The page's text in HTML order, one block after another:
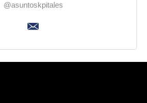
@asuntoskpitales